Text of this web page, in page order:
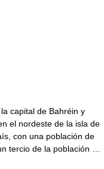
capital de Bahréin y
el nordeste de la isla de
con una población de
tercio de la población …